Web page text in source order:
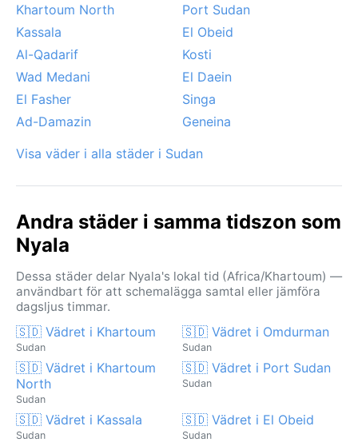
haboober, kan uppträda före regnperioden, då
kraftiga byar piskar upp sand och sikt kan gå ner till
noll. För den väderintresserade är Nyala en plats där
solen och torkan är de ständiga huvudpersonerna.
Khartoum North
Port Sudan
Kassala
El Obeid
Al-Qadarif
Kosti
Wad Medani
El Daein
El Fasher
Singa
Ad-Damazin
Geneina
Visa väder i alla städer i Sudan
Andra städer i samma tidszon som
Nyala
Dessa städer delar Nyala's lokal tid (Africa/Khartoum) —
användbart för att schemalägga samtal eller jämföra
dagsljus timmar.
🇸🇩 Vädret i Khartoum
Sudan
🇸🇩 Vädret i Omdurman
Sudan
🇸🇩 Vädret i Khartoum
North
Sudan
🇸🇩 Vädret i Port Sudan
Sudan
🇸🇩 Vädret i Kassala
Sudan
🇸🇩 Vädret i El Obeid
Sudan